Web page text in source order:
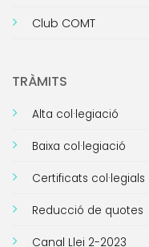
Club COMT
TRÀMITS
Alta col·legiació
Baixa col·legiació
Certificats col·legials
Reducció de quotes
Canal Llei 2-2023